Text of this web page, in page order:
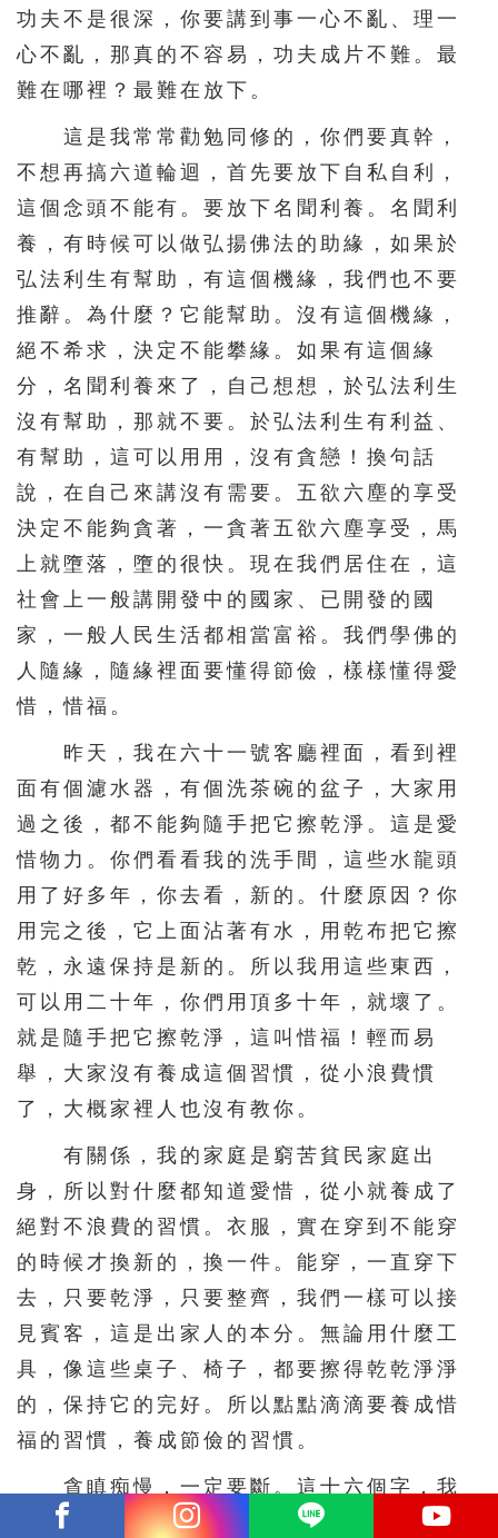
功夫不是很深，你要講到事一心不亂、理一
心不亂，那真的不容易，功夫成片不難。最
難在哪裡？最難在放下。
這是我常常勸勉同修的，你們要真幹，
不想再搞六道輪迴，首先要放下自私自利，
這個念頭不能有。要放下名聞利養。名聞利
養，有時候可以做弘揚佛法的助緣，如果於
弘法利生有幫助，有這個機緣，我們也不要
推辭。為什麼？它能幫助。沒有這個機緣，
絕不希求，決定不能攀緣。如果有這個緣
分，名聞利養來了，自己想想，於弘法利生
沒有幫助，那就不要。於弘法利生有利益、
有幫助，這可以用用，沒有貪戀！換句話
說，在自己來講沒有需要。五欲六塵的享受
決定不能夠貪著，一貪著五欲六塵享受，馬
上就墮落，墮的很快。現在我們居住在，這
社會上一般講開發中的國家、已開發的國
家，一般人民生活都相當富裕。我們學佛的
人隨緣，隨緣裡面要懂得節儉，樣樣懂得愛
惜，惜福。
昨天，我在六十一號客廳裡面，看到裡
面有個濾水器，有個洗茶碗的盆子，大家用
過之後，都不能夠隨手把它擦乾淨。這是愛
惜物力。你們看看我的洗手間，這些水龍頭
用了好多年，你去看，新的。什麼原因？你
用完之後，它上面沾著有水，用乾布把它擦
乾，永遠保持是新的。所以我用這些東西，
可以用二十年，你們用頂多十年，就壞了。
就是隨手把它擦乾淨，這叫惜福！輕而易
舉，大家沒有養成這個習慣，從小浪費慣
了，大概家裡人也沒有教你。
有關係，我的家庭是窮苦貧民家庭出
身，所以對什麼都知道愛惜，從小就養成了
絕對不浪費的習慣。衣服，實在穿到不能穿
的時候才換新的，換一件。能穿，一直穿下
去，只要乾淨，只要整齊，我們一樣可以接
見賓客，這是出家人的本分。無論用什麼工
具，像這些桌子、椅子，都要擦得乾乾淨淨
的，保持它的完好。所以點點滴滴要養成惜
福的習慣，養成節儉的習慣。
貪瞋痴慢，一定要斷。這十六個字，我
常常勸同學們，有了這十六個字，你念佛未